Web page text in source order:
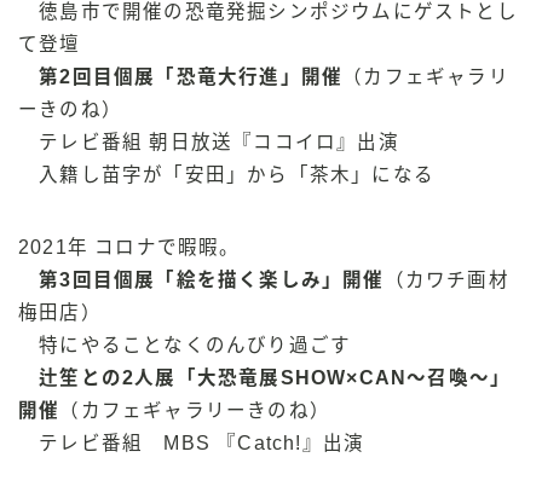
徳島市で開催の恐竜発掘シンポジウムにゲストとし
て登壇
第2回目個展「恐竜大行進」開催
（カフェギャラリ
ーきのね）
テレビ番組 朝日放送『ココイロ』出演
入籍し苗字が「安田」から「茶木」になる
2021年 コロナで暇暇。
第3回目個展「絵を描く楽しみ」開催
（カワチ画材
梅田店）
特にやることなくのんびり過ごす
辻笙との2人展「大恐竜展SHOW×CAN〜召喚〜」
開催
（カフェギャラリーきのね）
テレビ番組 MBS 『Catch!』出演